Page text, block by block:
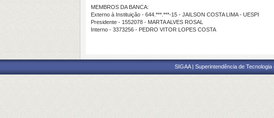
MEMBROS DA BANCA:
Externo à Instituição - 644.***.***-15 - JAILSON COSTA LIMA - UESPI
Presidente - 1552078 - MARTA ALVES ROSAL
Interno - 3373256 - PEDRO VITOR LOPES COSTA
SIGAA | Superintendência de